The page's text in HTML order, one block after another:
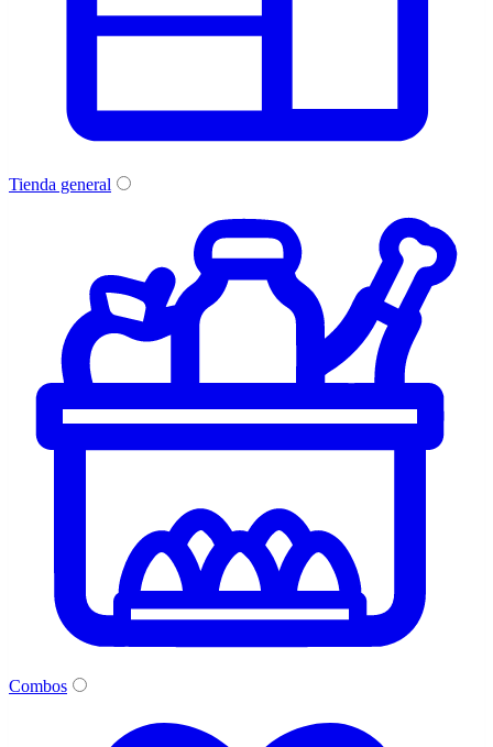
Tienda general
Combos